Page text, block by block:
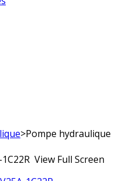
>Pompe hydraulique
View Full Screen